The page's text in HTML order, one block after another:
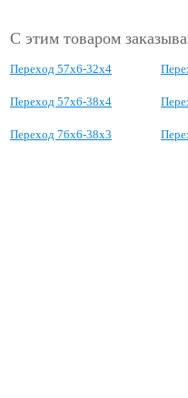
С этим товаром
Переход 57х6-32х4
Переход 57х6-38х4
Переход 76х6-38х3